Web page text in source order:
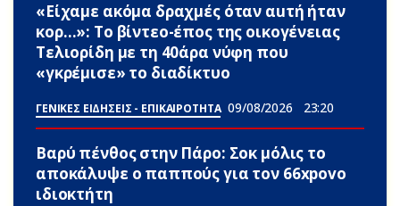
«Είχαμε ακόμα δραχμές όταν αuτή ήταν
κορ…»: Το βίντεο-έπος της οικογένειας
Τελιορίδη με τη 40άρα νύφη που
«γκρέμισε» το διαδίκτυο
ΓΕΝΙΚΕΣ ΕΙΔΗΣΕΙΣ - ΕΠΙΚΑΙΡΟΤΗΤΑ 09/08/2026 23:20
Βαρύ πένθος στην Πάρο: Σoκ μόλις το
αποκάλυψε ο παππούς για τον 66xpovo
ιδιοκτήτη